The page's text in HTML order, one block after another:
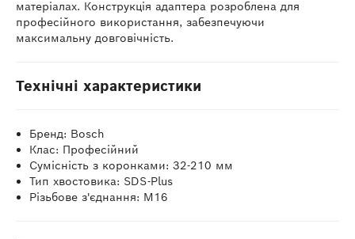
матеріалах. Конструкція адаптера розроблена для
професійного використання, забезпечуючи
максимальну довговічність.
Технічні характеристики
Бренд: Bosch
Клас: Професійний
Сумісність з коронками: 32-210 мм
Тип хвостовика: SDS-Plus
Різьбове з'єднання: M16